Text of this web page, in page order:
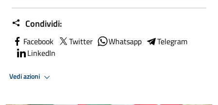
Condividi:
Facebook Twitter Whatsapp
Telegram
LinkedIn
Vedi azioni